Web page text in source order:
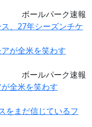
ボールパーク速報
、27年シーズンチケ
ボールパーク速報
全米を笑わす